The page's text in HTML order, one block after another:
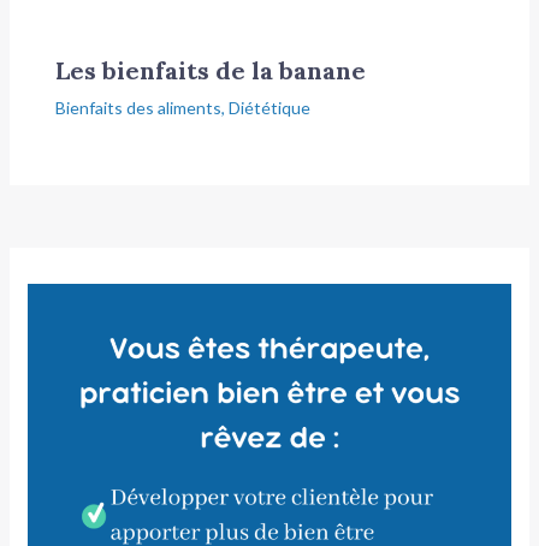
Les bienfaits de la banane
Bienfaits des aliments, Diététique